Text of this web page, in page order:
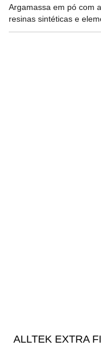
Argamassa em pó com
resinas sintéticas e
ALLTEK EXTRA